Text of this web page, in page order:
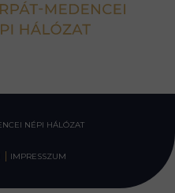
NÉPI HÁLÓZAT
IMPRESSZUM